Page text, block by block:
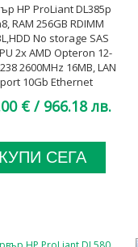
HP ProLiant DL385p
RAM 256GB RDIMM
No storage SAS
2x AMD Opteron 12-
2600MHz 16MB, LAN
10Gb Ethernet
A клас
€ / 966.18 лв.
КУПИ СЕГА